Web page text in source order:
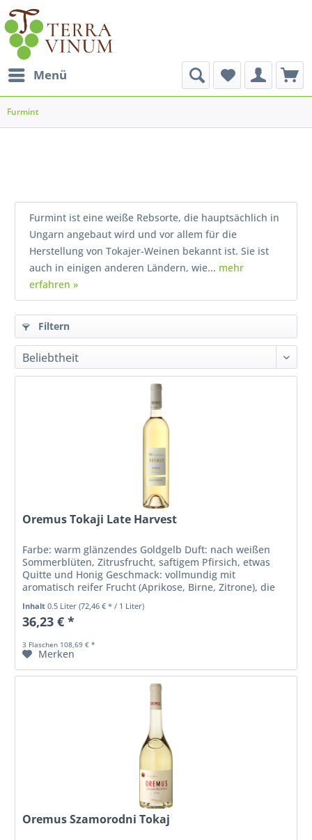
Menü
Furmint
Furmint ist eine weiße Rebsorte, die hauptsächlich in
Ungarn angebaut wird und vor allem für die
Herstellung von Tokajer-Weinen bekannt ist. Sie ist
auch in einigen anderen Ländern, wie... mehr
erfahren »
Filtern
Oremus Tokaji Late Harvest
Farbe: warm glänzendes Goldgelb Duft: nach weißen
Sommerblüten, Zitrusfrucht, saftigem Pfirsich, etwas
Quitte und Honig Geschmack: vollmundig mit
aromatisch reifer Frucht (Aprikose, Birne, Zitrone), die
saftige Süße wird durch den feinen...
Inhalt0.5 Liter(72,46 € * / 1 Liter)
36,23 € *
3 Flaschen 108,69 € *
Merken
Oremus Szamorodni Tokaj